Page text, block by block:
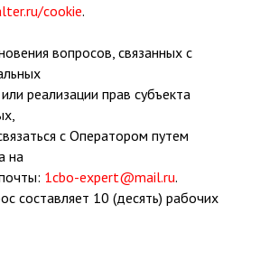
cookie.
вопросов, связанных с
реализации прав субъекта
с Оператором путем
на
1cbo-expert@mail.ru.
составляет 10 (десять) рабочих